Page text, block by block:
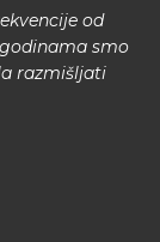
od
smo
razmišljati